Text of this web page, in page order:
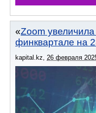
Zoom
финквартале на
kapital.kz 26 февраля